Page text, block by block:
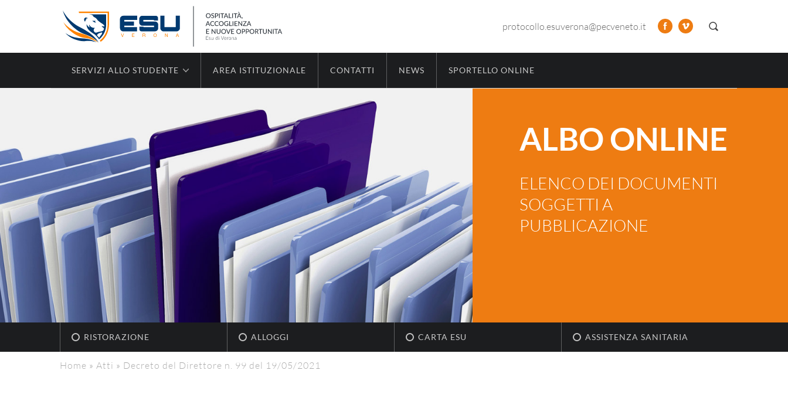
protocollo.esuverona@pecveneto.it
SERVIZI ALLO STUDENTE AREA ISTITUZIONALE CONTATTI NEWS SPORTELLO ONLINE
ALBO ONLINE
ELENCO DEI DOCUMENTI
SOGGETTI A
PUBBLICAZIONE
RISTORAZIONE ALLOGGI CARTA ESU ASSISTENZA SANITARIA
Home » Atti » Decreto del Direttore n. 99 del 19/05/2021